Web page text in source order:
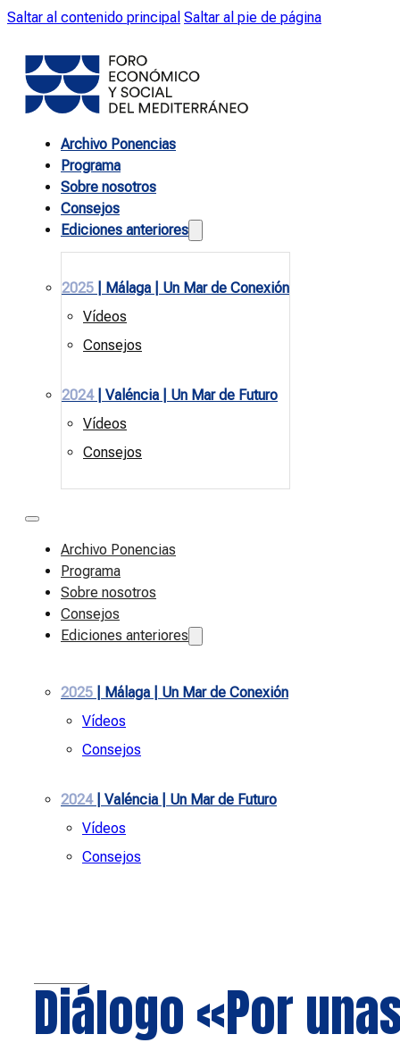
Saltar al contenido principal Saltar al pie de página
Archivo Ponencias
Programa
Sobre nosotros
Consejos
Ediciones anteriores
2025 | Málaga | Un Mar de Conexión
Vídeos
Consejos
2024| Valéncia | Un Mar de Futuro
Vídeos
Consejos
Archivo Ponencias
Programa
Sobre nosotros
Consejos
Ediciones anteriores
2025 | Málaga | Un Mar de Conexión
Vídeos
Consejos
2024| Valéncia | Un Mar de Futuro
Vídeos
Consejos
Diálogo «Por